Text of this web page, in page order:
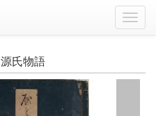
源氏物語